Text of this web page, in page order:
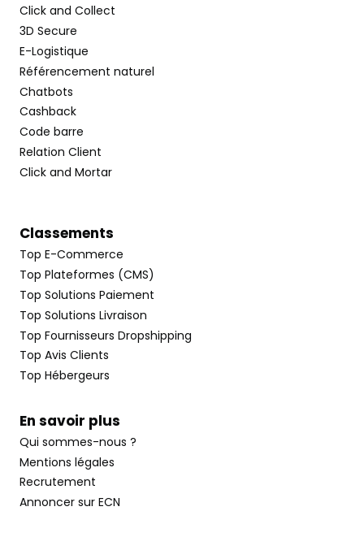
Click and Collect
3D Secure
E-Logistique
Référencement naturel
Chatbots
Cashback
Code barre
Relation Client
Click and Mortar
Classements
Top E-Commerce
Top Plateformes (CMS)
Top Solutions Paiement
Top Solutions Livraison
Top Fournisseurs Dropshipping
Top Avis Clients
Top Hébergeurs
En savoir plus
Qui sommes-nous ?
Mentions légales
Recrutement
Annoncer sur ECN